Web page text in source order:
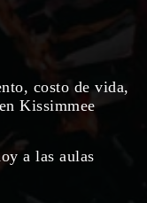
costo de vida,
Kissimmee
a las aulas